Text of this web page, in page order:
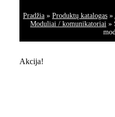
Pradžia » Produktų katalogas »
Moduliai / komunikatoriai »
Akcija!